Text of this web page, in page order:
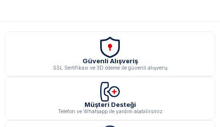
Güvenli Alışveriş
SSL Sertifikası ve 3D ödeme ile güvenli alışveriş
Müşteri Desteği
Telefon ve Whatsapp ile yardım alabilirsiniz